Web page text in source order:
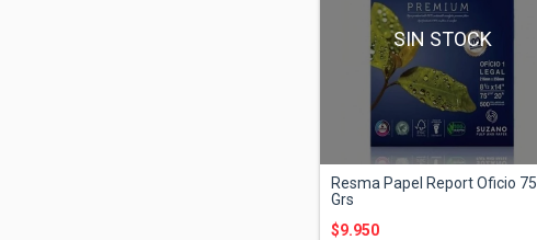
SIN STOCK
Resma Papel Report Oficio 75
Grs
$9.950